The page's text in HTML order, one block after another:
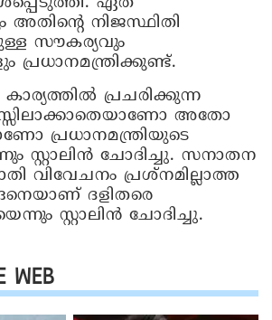
നിജസ്ഥിതി
സൗകര്യവും
പ്രധാനമന്ത്രിക്കുണ്ട്.
പ്രചരിക്കുന്ന
അതോ
പ്രധാനമന്ത്രിയുടെ
സ്റ്റാലിന്‍ ചോദിച്ചു. സനാതന
വിവേചനം പ്രശ്നമില്ലാത്ത
ദളിതരെ
സ്റ്റാലിന്‍ ചോദിച്ചു.
WEB